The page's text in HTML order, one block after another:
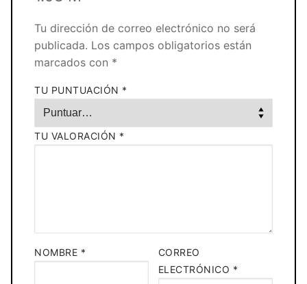
Tu dirección de correo electrónico no será
publicada. Los campos obligatorios están
marcados con *
TU PUNTUACIÓN *
TU VALORACIÓN *
NOMBRE *
CORREO
ELECTRÓNICO *